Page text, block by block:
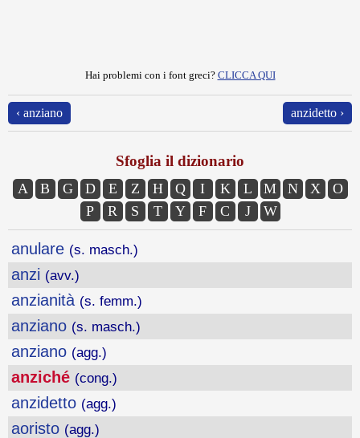
Hai problemi con i font greci? CLICCA QUI
‹ anziano anzidetto ›
Sfoglia il dizionario
A B G D E Z H Q I K L M N X
O
P
R S T Y F C J W
anulare (s. masch.)
anzi (avv.)
anzianità (s. femm.)
anziano (s. masch.)
anziano (agg.)
anziché (cong.)
anzidetto (agg.)
aoristo (agg.)